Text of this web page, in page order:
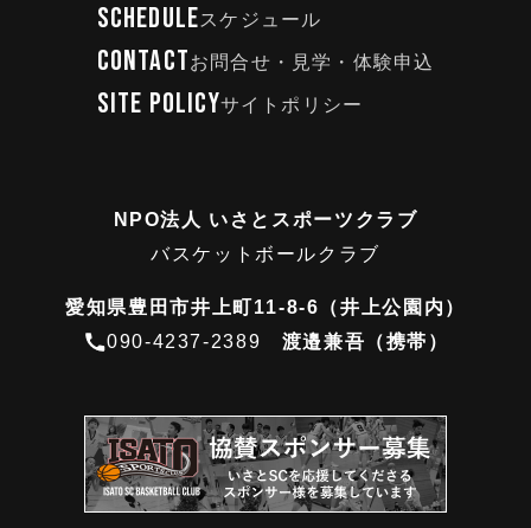
SCHEDULEスケジュール
CONTACTお問合せ・見学・体験申込
SITE POLICYサイトポリシー
NPO法人 いさとスポーツクラブ
バスケットボールクラブ
愛知県豊田市井上町11-8-6（井上公園内）
090-4237-2389 渡邉兼吾（携帯）